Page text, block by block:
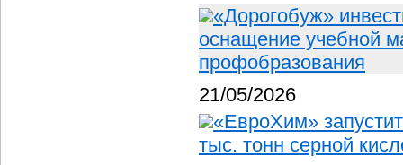
«Дорогобуж»
оснащение учебной
профобразования
21/05/2026
«ЕвроХим»
тыс. тонн серной